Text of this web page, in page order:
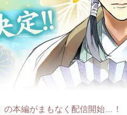
の本編がまもなく配信開始…！